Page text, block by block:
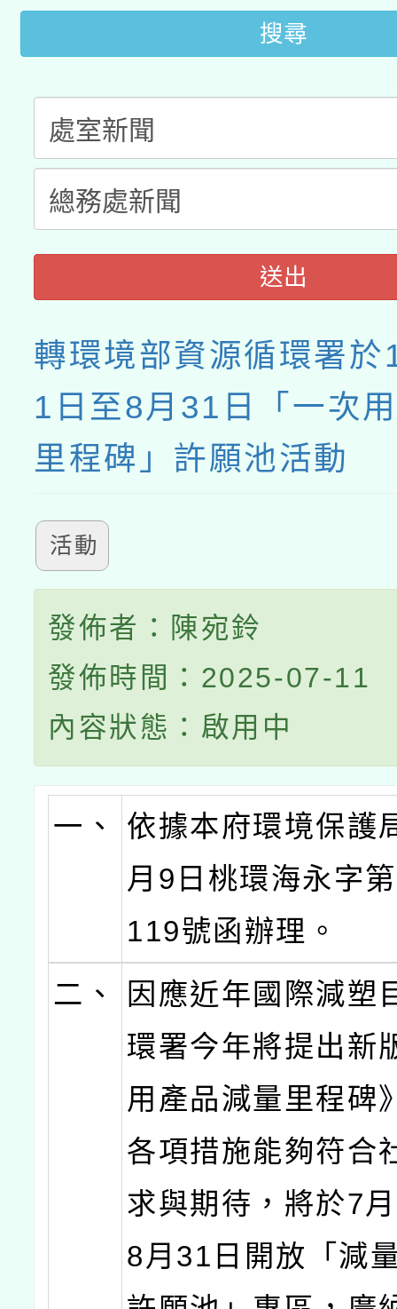
搜尋
送出
轉環境部資源循環署
1日至8月31日「一次
里程碑」許願池活動
活動
發佈者：陳宛鈴
發佈時間：2025-07-11
內容狀態：啟用中
一、
依據本府環境保護
月9日桃環海永字
119號函辦理。
二、
因應近年國際減塑
環署今年將提出新
用產品減量里程碑
各項措施能夠符合
求與期待，將於7
8月31日開放「減